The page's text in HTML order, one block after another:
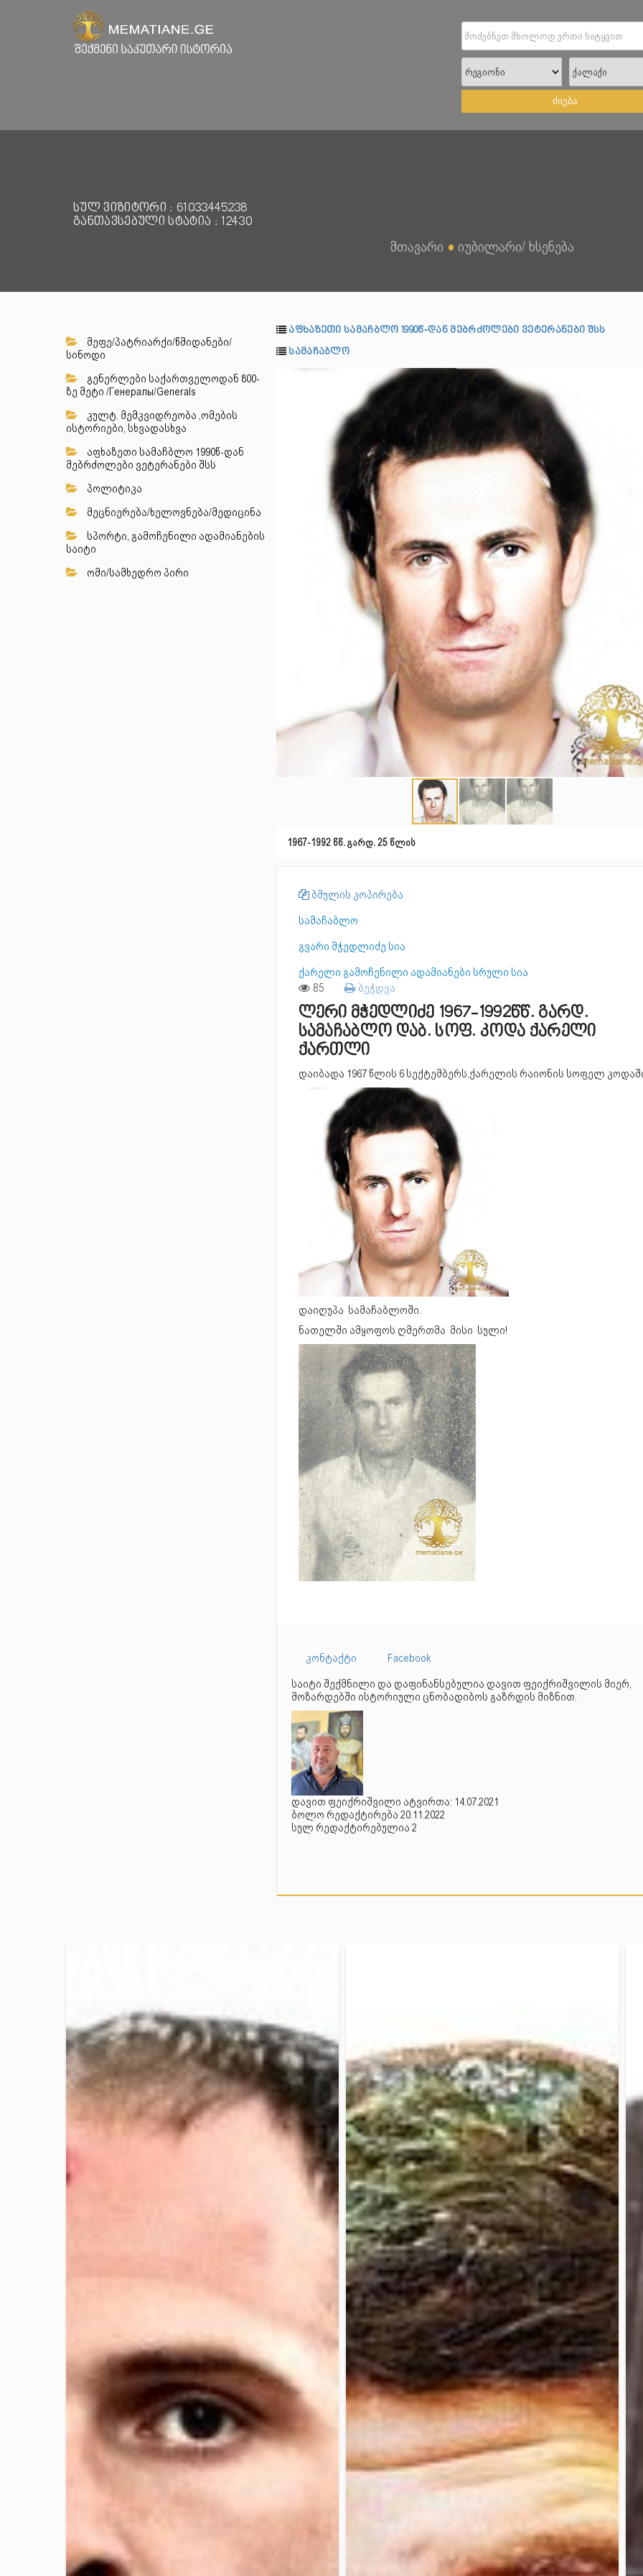
ძიება
სულ ვიზიტორი : 61033445238
განთავსებული სტატია : 12430
მთავარი ● იუბილარი/ ხსენება
მეფე/პატრიარქი/წმიდანები/
სინოდი
გენერლები საქართველოდან 800-
ზე მეტი /Генералы/Generals
კულტ. მემკვიდრეობა ,ომების
ისტორიები, სხვადასხვა
აფხაზეთი სამაჩბლო 1990წ-დან
მებრძოლები ვეტერანები შსს
პოლიტიკა
მეცნიერება/ხელოვნება/მედიცინა
სპორტი, გამოჩენილი ადამიანების
საიტი
ომი/სამხედრო პირი
აფხაზეთი სამაჩბლო 1990წ-დან მებრძოლები ვეტერანები შსს
სამაჩაბლო
1967-1992 წწ. გარდ. 25 წლის
ბმულის კოპირება
სამაჩაბლო
გვარი მჭედლიძე სია
ქარელი გამოჩენილი ადამიანები სრული სია
85 ბეჭდვა
ლერი მჭედლიძე 1967-1992წწ. გარდ.
სამაჩაბლო დაბ. სოფ. კოდა ქარელი
ქართლი
დაიბადა 1967 წლის 6 სექტემბერს,ქარელის რაიონის სოფელ
დაიღუპა სამაჩაბლოში.
ნათელში ამყოფოს ღმერთმა მისი სული!
კონტაქტი
Facebook
საიტი შექმნილი და დაფინანსებულია დავით ფეიქრიშვილის მიერ,
მოზარდებში ისტორიული ცნობადიბოს გაზრდის მიზნით.
დავით ფეიქრიშვილი ატვირთა: 14.07.2021
ბოლო რედაქტირება 20.11.2022
სულ რედაქტირებულია 2